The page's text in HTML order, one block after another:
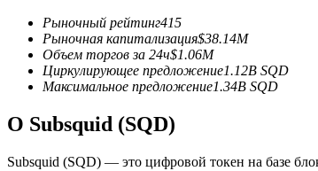
Фьючерсы с использованием USDC в
Рыночный рейтинг415
Рыночная капитализация$38.14M
Объем торгов за 24ч$1.06M
Циркулирующее предложение1.12B SQD
Максимальное предложение1.34B SQD
О Subsquid (SQD)
Subsquid (SQD) — это цифровой токен на базе